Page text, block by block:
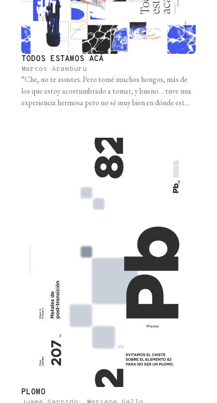
TODOS ESTAMOS ACÁ
Marcos Aramburu
“Che, no te asustes. Pero tomé muchos hongos, más de
los que estoy acostumbrado a tomar, y bueno… tuve una
experiencia hermosa pero no sé muy bien en dónde estoy
Whatsapp a su amigo, Alejandro [...]
PLOMO